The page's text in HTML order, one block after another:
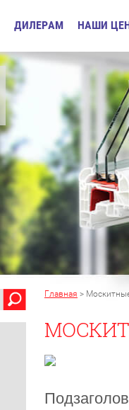
ДИЛЕРАМ НАШИ
Главная >